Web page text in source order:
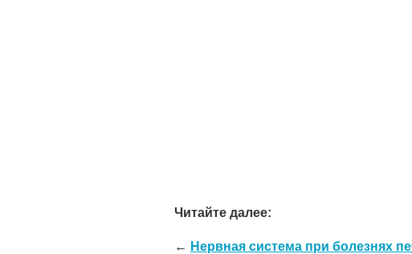
Читайте далее:
← Нервная система при болезнях